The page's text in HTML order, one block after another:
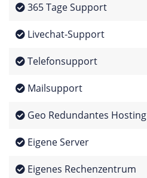
365 Tage Support
Livechat-Support
Telefonsupport
Mailsupport
Geo Redundantes Hosting
Eigene Server
Eigenes Rechenzentrum